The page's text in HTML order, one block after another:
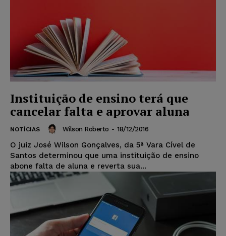
Instituição de ensino terá que
cancelar falta e aprovar aluna
NOTÍCIAS Wilson Roberto - 18/12/2016
O juiz José Wilson Gonçalves, da 5ª Vara Cível de
Santos determinou que uma instituição de ensino
abone falta de aluna e reverta sua...